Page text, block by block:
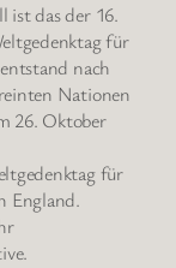
ist das der 16.
für
nach
Nationen
26. Oktober
für
England.